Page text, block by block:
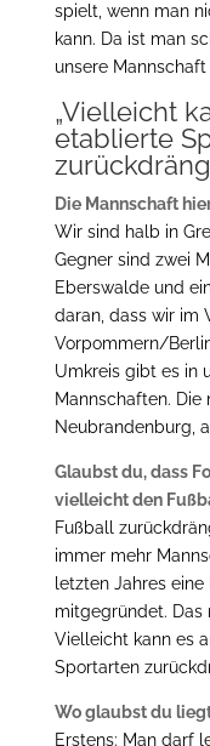
spielt, wenn man
kann. Da ist man
unsere
„Vielleicht
etablierte
Die Mannschaft
Wir sind halb in
Gegner sind zwei
Eberswalde und
daran, dass wir im
Vorpommern/
Umkreis gibt es in
Mannschaften. Die
Neubrandenburg,
Glaubst du, dass
vielleicht den
Fußball
immer mehr
letzten Jahres
mitgegründet. Das
Vielleicht kann es
Sportarten
Wo glaubst du
Erstens: Man darf